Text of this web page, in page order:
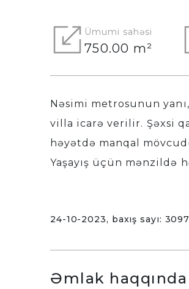
Ümumi sahəsi
750.00 m²
Nəsimi metrosunun
villa icarə verilir. Şəxsi
həyətdə manqal
Yaşayış üçün mənzildə
24-10-2023, baxış sayı: 3097
Əmlak